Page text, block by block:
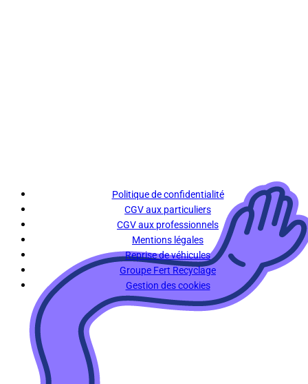
Politique de confidentialité
CGV aux particuliers
CGV aux professionnels
Mentions légales
Reprise de véhicules
Groupe Fert Recyclage
Gestion des cookies